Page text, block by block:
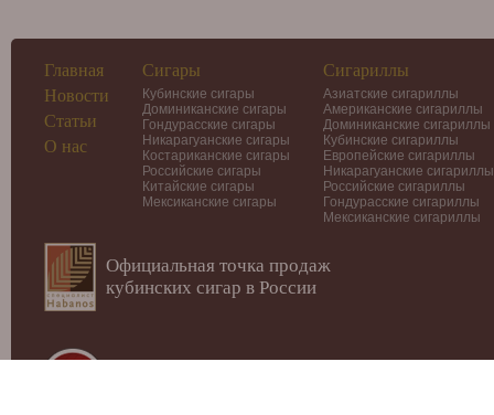
Главная
Новости
Статьи
О нас
Сигары
Кубинские сигары
Доминиканские сигары
Гондурасские сигары
Никарагуанские сигары
Костариканские сигары
Российские сигары
Китайские сигары
Мексиканские сигары
Сигариллы
Азиатские сигариллы
Американские сигариллы
Доминиканские сигариллы
Кубинские сигариллы
Европейские сигариллы
Никарагуанские сигариллы
Российские сигариллы
Гондурасские сигариллы
Мексиканские сигариллы
Официальная точка продаж
кубинских сигар в России